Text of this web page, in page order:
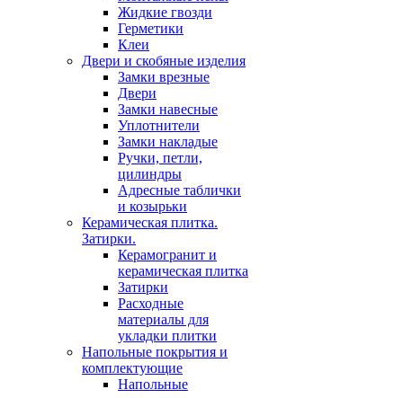
Жидкие гвозди
Герметики
Клеи
Двери и скобяные изделия
Замки врезные
Двери
Замки навесные
Уплотнители
Замки накладые
Ручки, петли,
цилиндры
Адресные таблички
и козырьки
Керамическая плитка.
Затирки.
Керамогранит и
керамическая плитка
Затирки
Расходные
материалы для
укладки плитки
Напольные покрытия и
комплектующие
Напольные